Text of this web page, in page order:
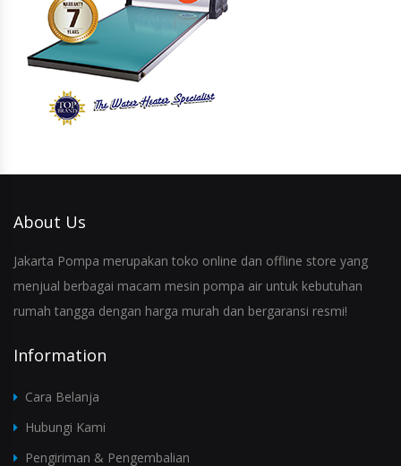
About Us
Jakarta Pompa merupakan toko online dan offline store yang
menjual berbagai macam mesin pompa air untuk kebutuhan
rumah tangga dengan harga murah dan bergaransi resmi!
Information
Cara Belanja
Hubungi Kami
Pengiriman & Pengembalian